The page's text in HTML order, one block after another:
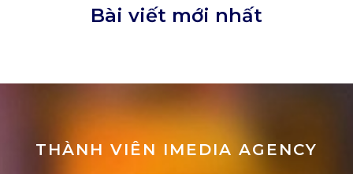
Bài viết mới nhất
THÀNH VIÊN IMEDIA AGENCY